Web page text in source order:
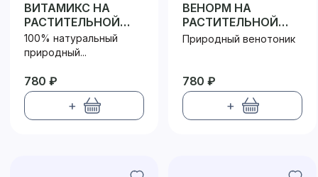
ВИТАМИКС НА
РАСТИТЕЛЬНОЙ
КЛЕТЧАТКЕ
100% натуральный
природный...
780 ₽
+
ВЕНОРМ НА
РАСТИТЕЛЬНОЙ
КЛЕТЧАТКЕ
Природный венотоник
780 ₽
+